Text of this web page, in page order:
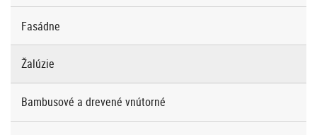
Fasádne
Žalúzie
Bambusové a drevené vnútorné